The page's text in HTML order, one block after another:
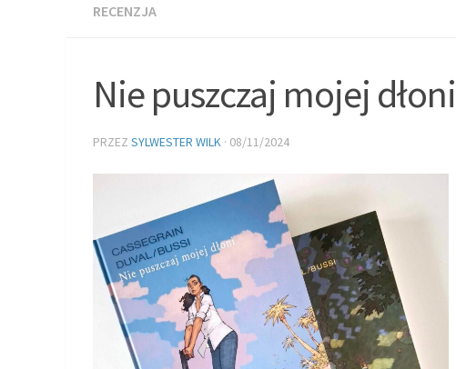
RECENZJA
Nie puszczaj mojej dłoni
PRZEZ SYLWESTER WILK · 08/11/2024